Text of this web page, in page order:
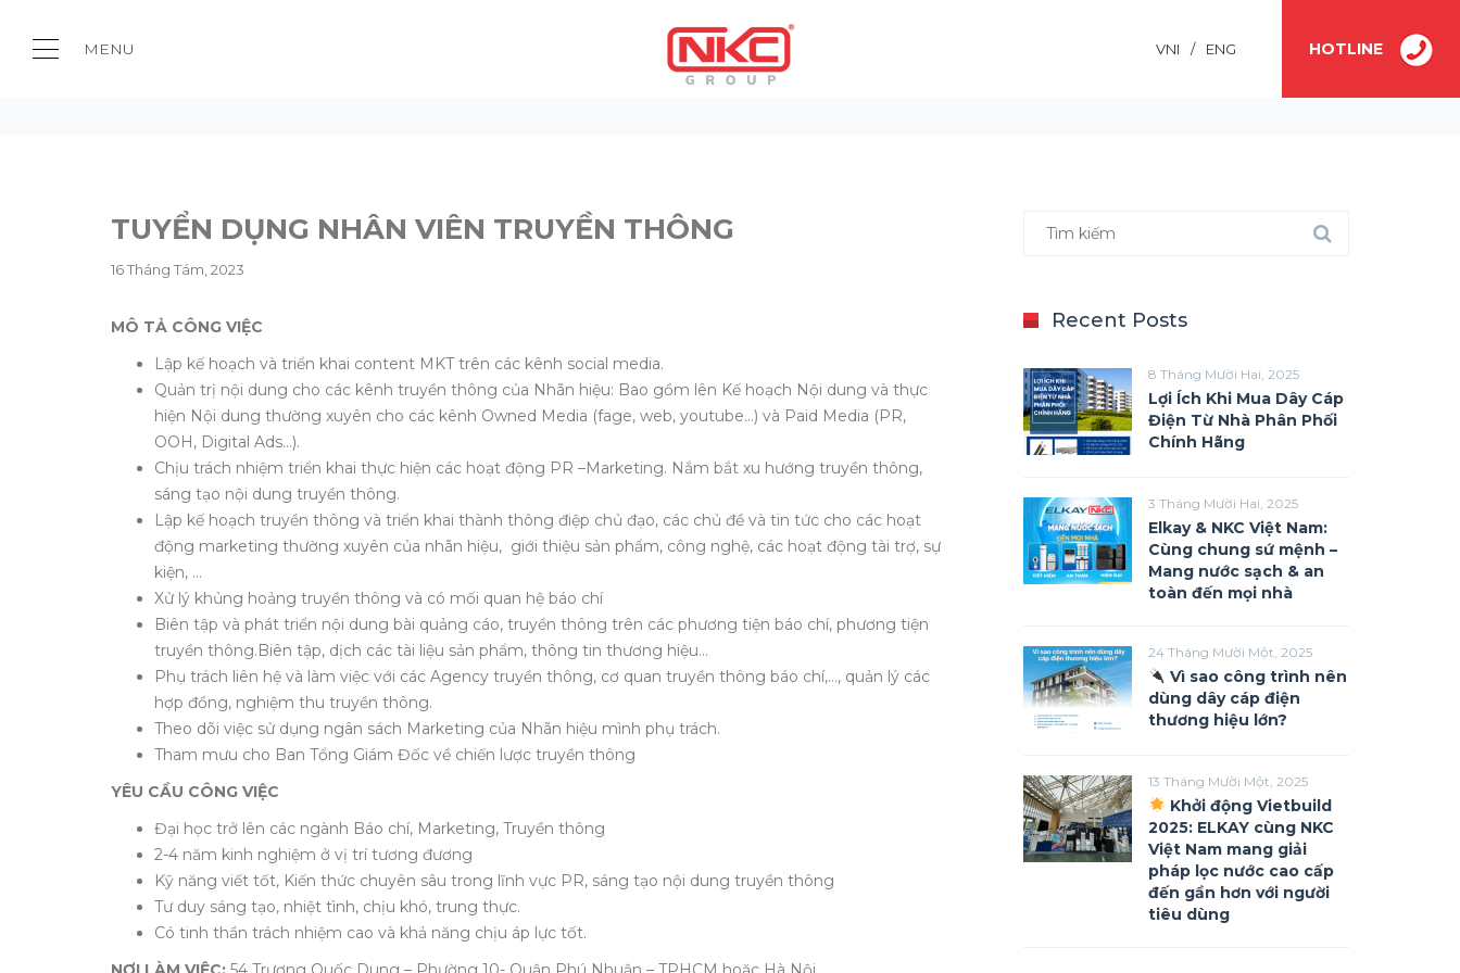
MENU VNI / ENG HOTLINE
TUYỂN DỤNG NHÂN VIÊN TRUYỀN THÔNG
TUYỂN DỤNG NHÂN VIÊN TRUYỀN THÔNG
16 Tháng Tám, 2023
MÔ TẢ CÔNG VIỆC
Lập kế hoạch và triển khai content MKT trên các kênh social media.
Quản trị nội dung cho các kênh truyền thông của Nhãn hiệu: Bao gồm lên Kế hoạch Nội dung và thực
hiện Nội dung thường xuyên cho các kênh Owned Media (fage, web, youtube…) và Paid Media (PR,
OOH, Digital Ads…).
Chịu trách nhiệm triển khai thực hiện các hoạt động PR –Marketing. Nắm bắt xu hướng truyền thông,
sáng tạo nội dung truyền thông.
Lập kế hoạch truyền thông và triển khai thành thông điệp chủ đạo, các chủ đề và tin tức cho các hoạt
động marketing thường xuyên của nhãn hiệu, giới thiệu sản phẩm, công nghệ, các hoạt động tài trợ, sự
kiện, …
Xử lý khủng hoảng truyền thông và có mối quan hệ báo chí
Biên tập và phát triển nội dung bài quảng cáo, truyền thông trên các phương tiện báo chí, phương tiện
truyền thông.Biên tập, dịch các tài liệu sản phẩm, thông tin thương hiệu…
Phụ trách liên hệ và làm việc với các Agency truyền thông, cơ quan truyền thông báo chí,…, quản lý các
hợp đồng, nghiệm thu truyền thông.
Theo dõi việc sử dụng ngân sách Marketing của Nhãn hiệu mình phụ trách.
Tham mưu cho Ban Tổng Giám Đốc về chiến lược truyền thông
YÊU CẦU CÔNG VIỆC
Đại học trở lên các ngành Báo chí, Marketing, Truyền thông
2-4 năm kinh nghiệm ở vị trí tương đương
Kỹ năng viết tốt, Kiến thức chuyên sâu trong lĩnh vực PR, sáng tạo nội dung truyền thông
Tư duy sáng tạo, nhiệt tình, chịu khó, trung thực.
Có tinh thần trách nhiệm cao và khả năng chịu áp lực tốt.
Recent Posts
8 Tháng Mười Hai, 2025
Lợi Ích Khi Mua Dây Cáp
Điện Từ Nhà Phân Phối
Chính Hãng
3 Tháng Mười Hai, 2025
Elkay & NKC Việt Nam:
Cùng chung sứ mệnh –
Mang nước sạch & an
toàn đến mọi nhà
24 Tháng Mười Một, 2025
Vì sao công trình nên
dùng dây cáp điện
thương hiệu lớn?
13 Tháng Mười Một, 2025
Khởi động Vietbuild
2025: ELKAY cùng NKC
Việt Nam mang giải
pháp lọc nước cao cấp
đến gần hơn với người
tiêu dùng